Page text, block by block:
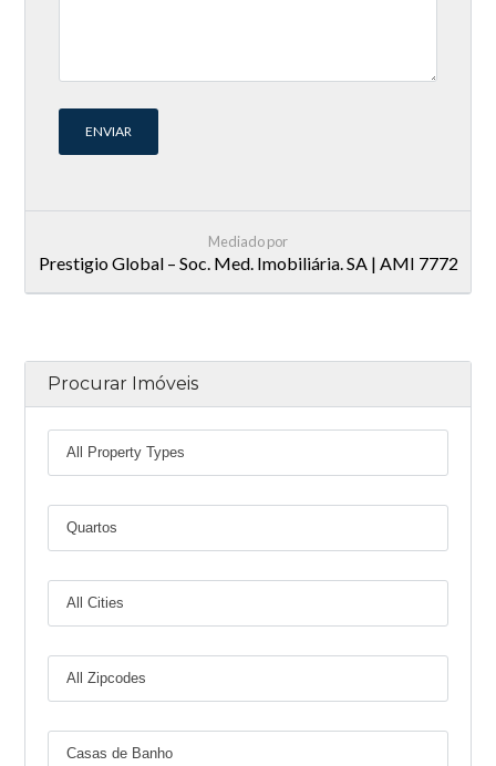
Mediado por
Prestigio Global – Soc. Med. Imobiliária. SA | AMI 7772
Procurar Imóveis